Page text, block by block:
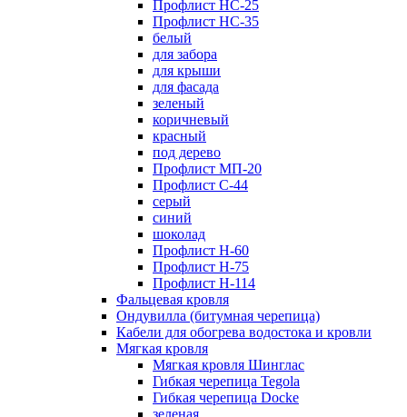
Профлист НС-25
Профлист НС-35
белый
для забора
для крыши
для фасада
зеленый
коричневый
красный
под дерево
Профлист МП-20
Профлист С-44
серый
синий
шоколад
Профлист Н-60
Профлист Н-75
Профлист H-114
Фальцевая кровля
Ондувилла (битумная черепица)
Кабели для обогрева водостока и кровли
Мягкая кровля
Мягкая кровля Шинглас
Гибкая черепица Tegola
Гибкая черепица Docke
зеленая